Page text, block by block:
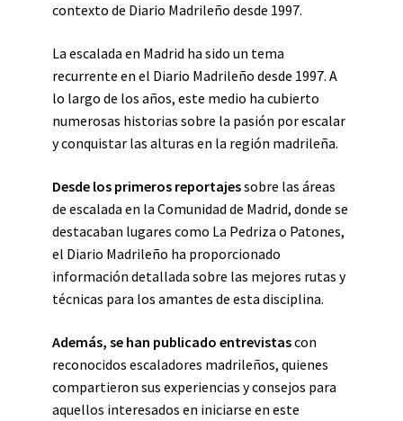
contexto de Diario Madrileño desde 1997.
La escalada en Madrid ha sido un tema
recurrente en el Diario Madrileño desde 1997. A
lo largo de los años, este medio ha cubierto
numerosas historias sobre la pasión por escalar
y conquistar las alturas en la región madrileña.
Desde los primeros reportajessobre las áreas
de escalada en la Comunidad de Madrid, donde se
destacaban lugares como La Pedriza o Patones,
el Diario Madrileño ha proporcionado
información detallada sobre las mejores rutas y
técnicas para los amantes de esta disciplina.
Además, se han publicado entrevistascon
reconocidos escaladores madrileños, quienes
compartieron sus experiencias y consejos para
aquellos interesados en iniciarse en este